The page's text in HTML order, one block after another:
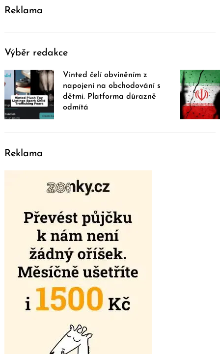
Reklama
Výběr redakce
Vinted čelí obviněním z
napojení na obchodování s
dětmi. Platforma důrazně
odmítá
Reklama